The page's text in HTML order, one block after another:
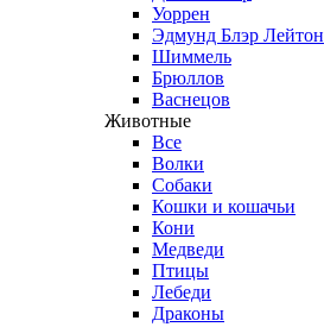
Уоррен
Эдмунд Блэр Лейтон
Шиммель
Брюллов
Васнецов
Животные
Все
Волки
Собаки
Кошки и кошачьи
Кони
Медведи
Птицы
Лебеди
Драконы